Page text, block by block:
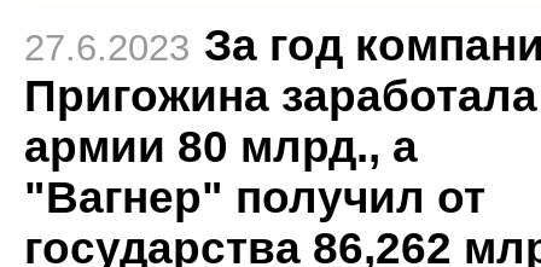
27.6.2023 За год
Пригожина
армии 80 млрд., а
"Вагнер" получил от
государства 86,262